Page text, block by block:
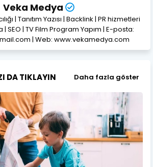
Veka Medya
| Tanıtım Yazısı | Backlink | PR hizmetleri
SEO | TV Film Program Yapım | E-posta:
| Web: www.vekamedya.com
DA TIKLAYIN Daha fazla göster